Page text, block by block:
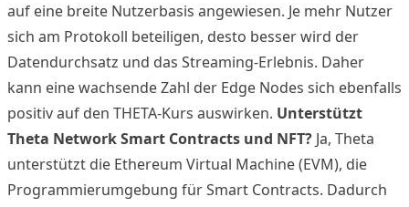
auf eine breite Nutzerbasis angewiesen. Je mehr Nutzer
sich am Protokoll beteiligen, desto besser wird der
Datendurchsatz und das Streaming-Erlebnis. Daher
kann eine wachsende Zahl der Edge Nodes sich ebenfalls
positiv auf den THETA-Kurs auswirken. Unterstützt
Theta Network Smart Contracts und NFT? Ja, Theta
unterstützt die Ethereum Virtual Machine (EVM), die
Programmierumgebung für Smart Contracts. Dadurch